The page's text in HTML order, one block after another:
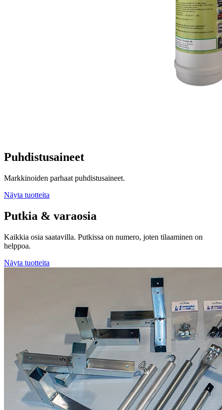
Puhdistusaineet
Markkinoiden parhaat puhdistusaineet.
Näyta tuotteita
Putkia & varaosia
Kaikkia osia saatavilla. Putkissa on numero, joten tilaaminen on
helppoa.
Näyta tuotteita